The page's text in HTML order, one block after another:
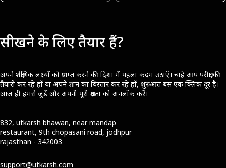
सीखने के लिए तैयार हैं?
अपने शैक्षणिक लक्ष्यों को प्राप्त करने की दिशा में पहला कदम उठाएँ। चाहे आप परीक्षा की
तैयारी कर रहे हों या अपने ज्ञान का विस्तार कर रहे हों, शुरुआत बस एक क्लिक दूर है।
आज ही हमसे जुड़ें और अपनी पूरी क्षमता को अनलॉक करें।
832, utkarsh bhawan, near mandap
restaurant, 9th chopasani road, jodhpur
rajasthan - 342003
support@utkarsh.com